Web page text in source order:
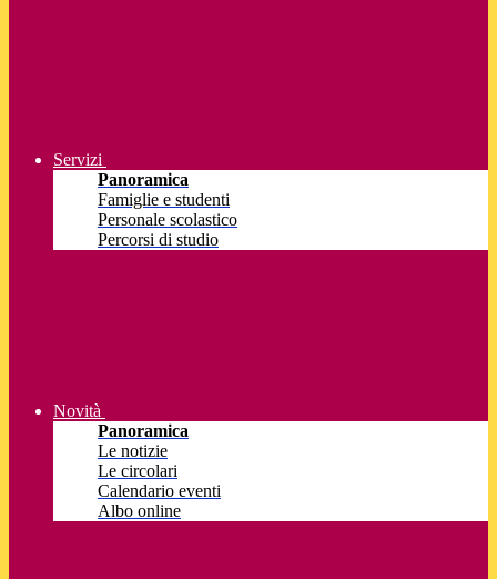
Servizi
Panoramica
Famiglie e studenti
Personale scolastico
Percorsi di studio
Novità
Panoramica
Le notizie
Le circolari
Calendario eventi
Albo online